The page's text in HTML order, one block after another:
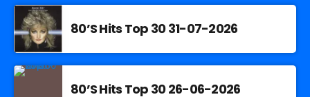
80’S Hits Top 30 31-07-2026
80’S Hits Top 30 26-06-2026